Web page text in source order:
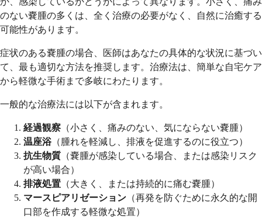
のない嚢腫の多くは、全く治療の必要がなく、自然に治癒する
可能性があります。
症状のある嚢腫の場合、医師はあなたの具体的な状況に基づい
て、最も適切な方法を推奨します。治療法は、簡単な自宅ケア
から軽微な手術まで多岐にわたります。
一般的な治療法には以下が含まれます。
経過観察 （小さく、痛みのない、気にならない嚢腫）
温座浴 （腫れを軽減し、排液を促進するのに役立つ）
抗生物質 （嚢腫が感染している場合、または感染リスク
が高い場合）
排液処置 （大きく、または持続的に痛む嚢腫）
マースピアリゼーション （再発を防ぐために永久的な開
口部を作成する軽微な処置）